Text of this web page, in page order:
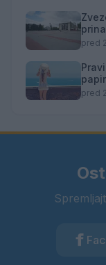
pred
pred